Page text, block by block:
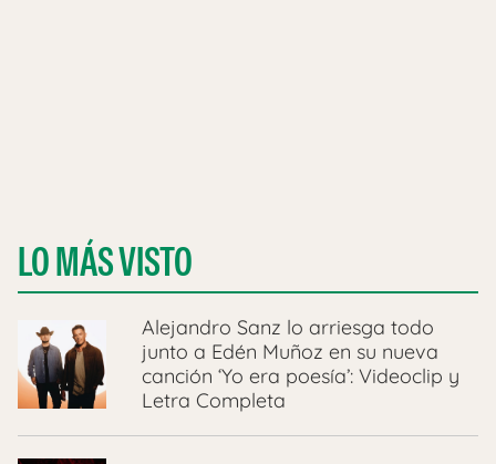
LO MÁS VISTO
Alejandro Sanz lo arriesga todo
junto a Edén Muñoz en su nueva
canción ‘Yo era poesía’: Videoclip y
Letra Completa